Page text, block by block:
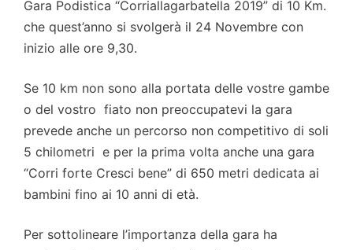
Gara Podistica “Corriallagarbatella 2019” di 10 Km.
che quest’anno si svolgerà il 24 Novembre con
inizio alle ore 9,30.
Se 10 km non sono alla portata delle vostre gambe
o del vostro fiato non preoccupatevi la gara
prevede anche un percorso non competitivo di soli
5 chilometri e per la prima volta anche una gara
“Corri forte Cresci bene” di 650 metri dedicata ai
bambini fino ai 10 anni di età.
Per sottolineare l’importanza della gara ha